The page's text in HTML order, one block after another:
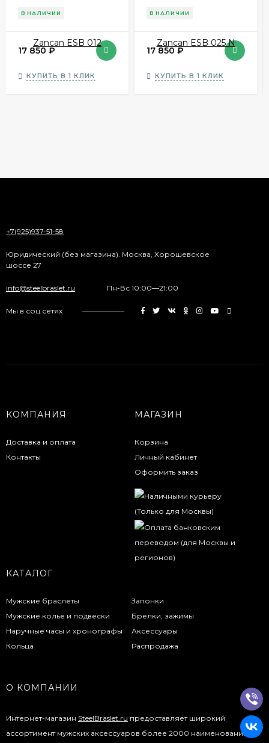
В НАЛИЧИИ
17 850₽
КУПИТЬ В 1 КЛИК
В НАЛИЧИИ
17 850₽
КУПИТЬ В 1 КЛИК
+7(925)937-51-58
Юридический (без магазина). Москва, Хорошевское
шоссе 27
info@steelbraslet.ru Пн-Вс 10:00—21:00
Мы в соц.сетях
КОМПАНИЯ
Доставка и оплата
Контакты
МАГАЗИН
Корзина
Личный кабинет
Оформить заказ
КАТАЛОГ
Мужские браслеты
Мужские колье и подвески
Наручные часы и хронографы
Кольца
Запонки
Брелки, зажимы
Аксессуары
Распродажа
О КОМПАНИИ
Интернет-магазин SteelBraslet.ru предоставляет широкий
ассортимент мужских аксессуаров более 2000 наименований.